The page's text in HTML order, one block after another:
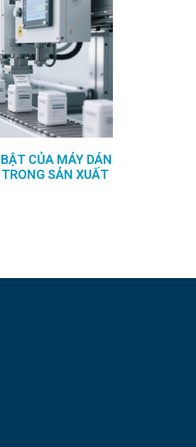
CỦA MÁY DÁN
SẢN XUẤT